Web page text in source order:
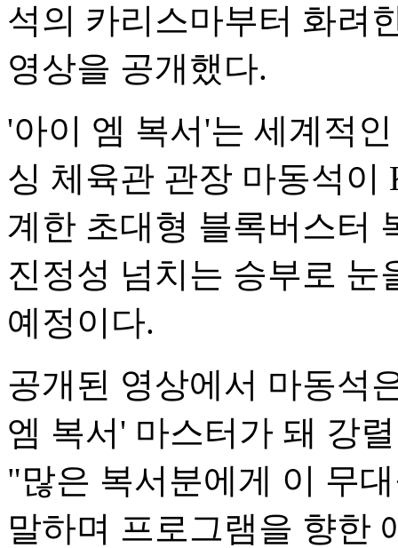
석의 카리스마부터 화려
영상을 공개했다.
'아이 엠 복서'는 세계적
싱 체육관 관장 마동석이
계한 초대형 블록버스터
진정성 넘치는 승부로 눈
예정이다.
공개된 영상에서 마동석
엠 복서' 마스터가 돼 강
"많은 복서분에게 이 무
말하며 프로그램을 향한